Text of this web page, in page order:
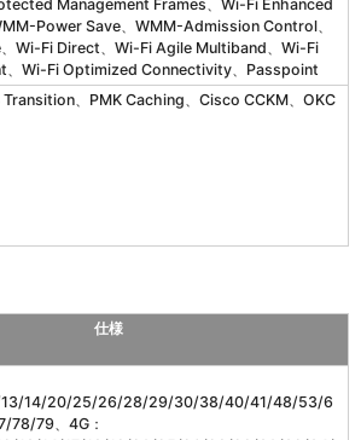
Management Frames、Wi-Fi Enhanced
Power Save、WMM-Admission Control、
Wi-Fi Direct、Wi-Fi Agile Multiband、Wi-Fi
、Wi-Fi Optimized Connectivity、Passpoint
、PMK Caching、Cisco CCKM、OKC
仕様
14/20/25/26/28/29/30/38/40/41/48/53/6
79、4G：